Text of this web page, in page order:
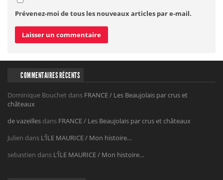
Prévenez-moi de tous les nouveaux articles par e-mail.
COMMENTAIRES RÉCENTS
Dominique Bouchet dans FRANCE / Les Beaujolais par crus et
châteaux
de vazeilles dans FRANCE / Les Beaujolais par crus et châteaux
Julien dans L’ÎLE MAURICE / Mon histoire…
sebastien dans L’ÎLE MAURICE / Mon histoire…